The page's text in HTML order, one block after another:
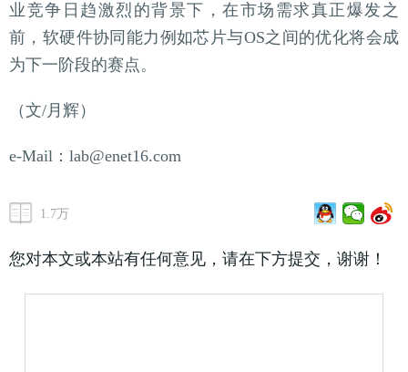
业竞争日趋激烈的背景下，在市场需求真正爆发之
前，软硬件协同能力例如芯片与OS之间的优化将会成
为下一阶段的赛点。
（文/月辉）
e-Mail：lab@enet16.com
1.7万
您对本文或本站有任何意见，请在下方提交，谢谢！